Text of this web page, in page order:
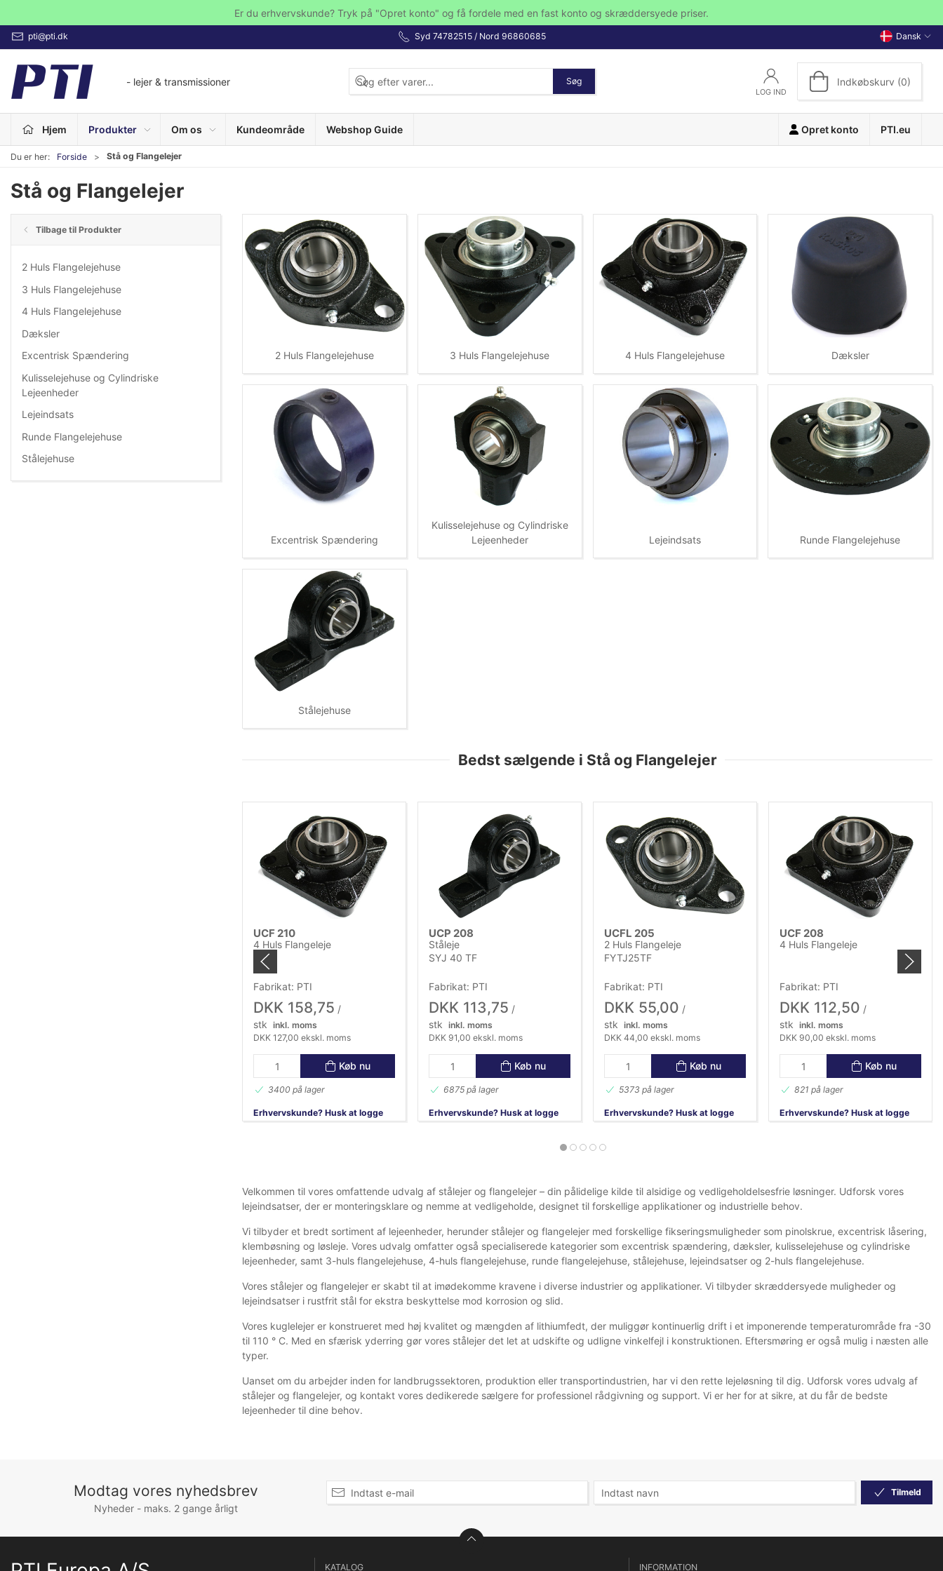
Er du erhvervskunde? Tryk på "Opret konto" og få fordele med en fast konto og skræddersyede priser.
pti@pti.dk Syd 74782515 / Nord 96860685 Dansk
- lejer & transmissioner Søg
LOG IND
Indkøbskurv (0)
Hjem Produkter Om os Kundeområde Webshop Guide Opret konto PTI.eu
Du er her: Forside Stå og Flangelejer
Stå og Flangelejer
Tilbage til Produkter
2 Huls Flangelejehuse
3 Huls Flangelejehuse
4 Huls Flangelejehuse
Dæksler
Excentrisk Spændering
Kulisselejehuse og Cylindriske
Lejeenheder
Lejeindsats
Runde Flangelejehuse
Stålejehuse
2 Huls Flangelejehuse 3 Huls Flangelejehuse 4 Huls Flangelejehuse Dæksler
Excentrisk Spændering
Kulisselejehuse og Cylindriske
Lejeenheder
Lejeindsats Runde Flangelejehuse
Stålejehuse
Bedst sælgende i Stå og Flangelejer
UCF 210
4 Huls Flangeleje
Fabrikat: PTI
DKK 158,75 /
stk inkl. moms
DKK 127,00 ekskl. moms
Køb nu
3400 på lager
Erhvervskunde? Husk at logge
UCP 208
Ståleje
SYJ 40 TF
Fabrikat: PTI
DKK 113,75 /
stk inkl. moms
DKK 91,00 ekskl. moms
Køb nu
6875 på lager
Erhvervskunde? Husk at logge
UCFL 205
2 Huls Flangeleje
FYTJ25TF
Fabrikat: PTI
DKK 55,00 /
stk inkl. moms
DKK 44,00 ekskl. moms
Køb nu
5373 på lager
Erhvervskunde? Husk at logge
UCF 208
4 Huls Flangeleje
Fabrikat: PTI
DKK 112,50 /
stk inkl. moms
DKK 90,00 ekskl. moms
Køb nu
821 på lager
Erhvervskunde? Husk at logge
Velkommen til vores omfattende udvalg af stålejer og flangelejer – din pålidelige kilde til alsidige og vedligeholdelsesfrie løsninger. Udforsk vores
lejeindsatser, der er monteringsklare og nemme at vedligeholde, designet til forskellige applikationer og industrielle behov.
Vi tilbyder et bredt sortiment af lejeenheder, herunder stålejer og flangelejer med forskellige fikseringsmuligheder som pinolskrue, excentrisk låsering,
klembøsning og løsleje. Vores udvalg omfatter også specialiserede kategorier som excentrisk spændering, dæksler, kulisselejehuse og cylindriske
lejeenheder, samt 3-huls flangelejehuse, 4-huls flangelejehuse, runde flangelejehuse, stålejehuse, lejeindsatser og 2-huls flangelejehuse.
Vores stålejer og flangelejer er skabt til at imødekomme kravene i diverse industrier og applikationer. Vi tilbyder skræddersyede muligheder og
lejeindsatser i rustfrit stål for ekstra beskyttelse mod korrosion og slid.
Vores kuglelejer er konstrueret med høj kvalitet og mængden af lithiumfedt, der muliggør kontinuerlig drift i et imponerende temperaturområde fra -30
til 110 ° C. Med en sfærisk yderring gør vores stålejer det let at udskifte og udligne vinkelfejl i konstruktionen. Eftersmøring er også mulig i næsten alle
typer.
Uanset om du arbejder inden for landbrugssektoren, produktion eller transportindustrien, har vi den rette lejeløsning til dig. Udforsk vores udvalg af
stålejer og flangelejer, og kontakt vores dedikerede sælgere for professionel rådgivning og support. Vi er her for at sikre, at du får de bedste
lejeenheder til dine behov.
Modtag vores nyhedsbrev
Nyheder - maks. 2 gange årligt
Tilmeld
KATALOG INFORMATION